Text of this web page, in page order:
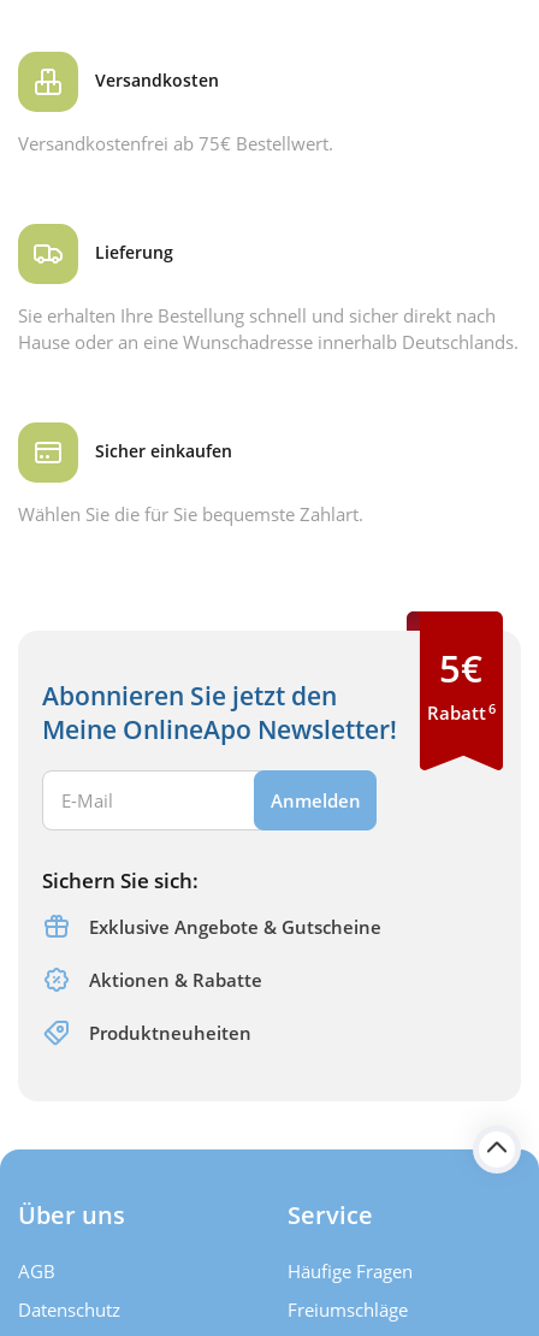
Versandkosten
Versandkostenfrei ab 75€ Bestellwert.
Lieferung
Sie erhalten Ihre Bestellung schnell und sicher direkt nach
Hause oder an eine Wunschadresse innerhalb Deutschlands.
Sicher einkaufen
Wählen Sie die für Sie bequemste Zahlart.
Abonnieren Sie jetzt den
Meine OnlineApo Newsletter!
Ihre E-Mail Adresse:
Anmelden
Sichern Sie sich:
Exklusive Angebote & Gutscheine
Aktionen & Rabatte
Produktneuheiten
5€
Rabatt6
Über uns
AGB
Datenschutz
Service
Häufige Fragen
Freiumschläge